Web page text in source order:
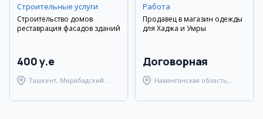
Cтроительные услуги
Строительство домов
реставрация фасадов зданий
400 y.e
Ташкент, Мирабадский
Работа
Продавец в магазин одежды
для Хаджа и Умры
Договорная
Наманганская область,